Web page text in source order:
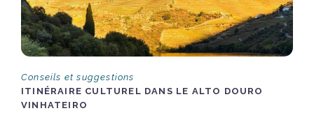
Conseils et suggestions
ITINÉRAIRE CULTUREL DANS LE ALTO DOURO
VINHATEIRO